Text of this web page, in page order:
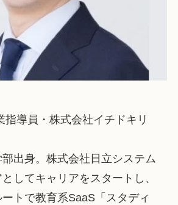
指導員・株式会社イチドキリ
出身。株式会社日立システム
してキャリアをスタートし、
トで教育系SaaS「スタディ